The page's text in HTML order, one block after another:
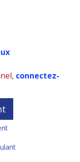
connectez-